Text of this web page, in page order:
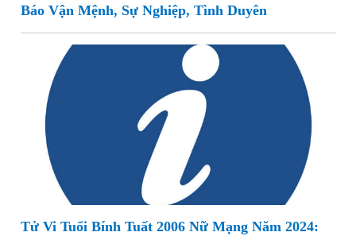
Báo Vận Mệnh, Sự Nghiệp, Tình Duyên
Tử Vi Tuổi Bính Tuất 2006 Nữ Mạng Năm 2024: